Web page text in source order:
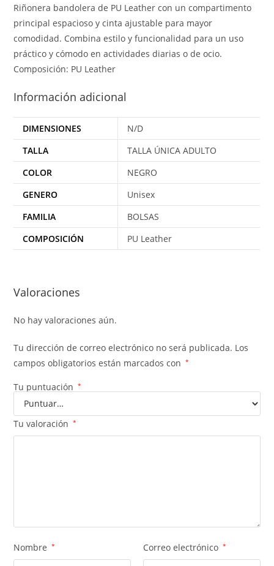
Riñonera bandolera de PU Leather con un compartimento
principal espacioso y cinta ajustable para mayor
comodidad. Combina estilo y funcionalidad para un uso
práctico y cómodo en actividades diarias o de ocio.
Composición: PU Leather
Información adicional
DIMENSIONES
N/D
TALLA
TALLA ÚNICA ADULTO
COLOR
NEGRO
GENERO
Unisex
FAMILIA
BOLSAS
COMPOSICIÓN
PU Leather
Valoraciones
No hay valoraciones aún.
Tu dirección de correo electrónico no será publicada. Los
campos obligatorios están marcados con
*
Tu puntuación *
Tu valoración *
Nombre * Correo electrónico *